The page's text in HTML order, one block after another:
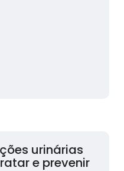
urinárias
e prevenir